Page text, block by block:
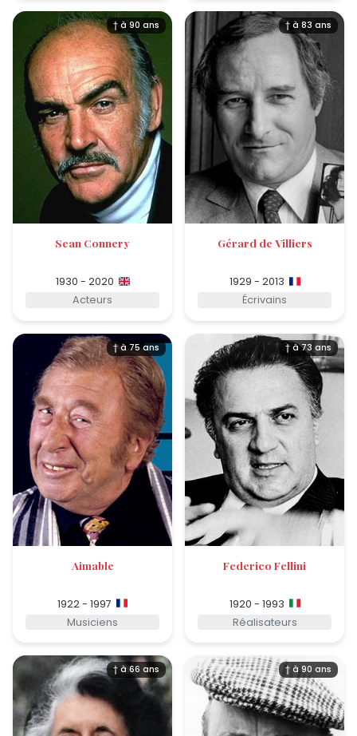
† à 90 ans
Sean Connery
1930 - 2020
Acteurs
† à 83 ans
Gérard de Villiers
1929 - 2013
Écrivains
† à 75 ans
Aimable
1922 - 1997
Musiciens
† à 73 ans
Federico Fellini
1920 - 1993
Réalisateurs
† à 66 ans † à 90 ans